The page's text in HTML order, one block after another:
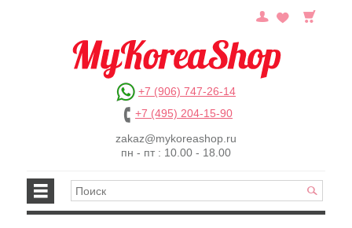
+7 (906) 747-26-14
+7 (495) 204-15-90
zakaz@mykoreashop.ru
пн - пт : 10.00 - 18.00